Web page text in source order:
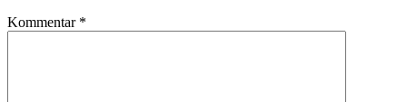
Kommentar *